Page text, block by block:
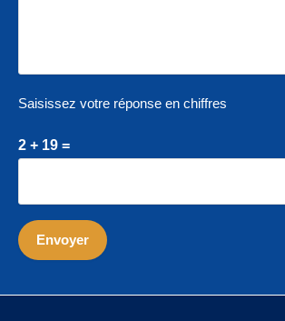
Saisissez votre réponse en chiffres
2 + 19 =